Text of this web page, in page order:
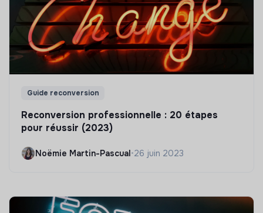
Guide reconversion
Reconversion professionnelle : 20 étapes
pour réussir (2023)
Noëmie Martin-Pascual•26 juin 2023